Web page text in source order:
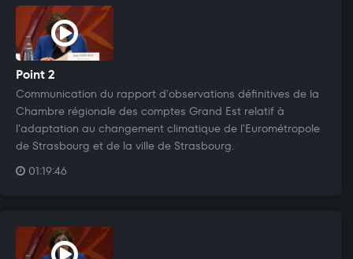
Point 2
Communication du rapport d'observations définitives de la
Chambre régionale des comptes Grand Est relatif à
l'adaptation au changement climatique de l'Eurométropole
de Strasbourg et de la ville de Strasbourg.
01:19:46